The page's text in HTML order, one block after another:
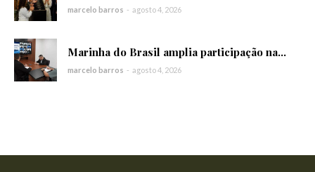
marcelo barros - agosto 4, 2026
Marinha do Brasil amplia participação na...
marcelo barros - agosto 4, 2026